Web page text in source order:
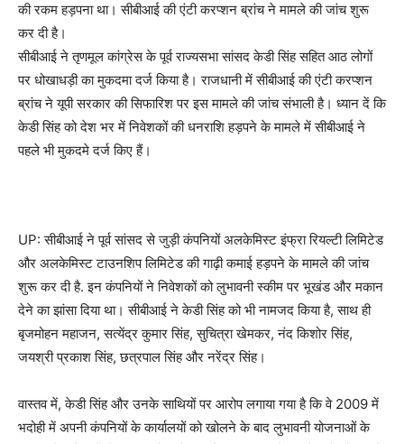
की रकम हड़पना था। सीबीआई की एंटी करप्शन ब्रांच ने मामले की जांच शुरू
कर दी है।
सीबीआई ने तृणमूल कांग्रेस के पूर्व राज्यसभा सांसद केडी सिंह सहित आठ लोगों
पर धोखाधड़ी का मुकदमा दर्ज किया है। राजधानी में सीबीआई की एंटी करप्शन
ब्रांच ने यूपी सरकार की सिफारिश पर इस मामले की जांच संभाली है। ध्यान दें कि
केडी सिंह को देश भर में निवेशकों की धनराशि हड़पने के मामले में सीबीआई ने
पहले भी मुकदमे दर्ज किए हैं।
UP: सीबीआई ने पूर्व सांसद से जुड़ी कंपनियों अलकेमिस्ट इंफ्रा रियल्टी लिमिटेड
और अलकेमिस्ट टाउनशिप लिमिटेड की गाढ़ी कमाई हड़पने के मामले की जांच
शुरू कर दी है. इन कंपनियों ने निवेशकों को लुभावनी स्कीम पर भूखंड और मकान
देने का झांसा दिया था। सीबीआई ने केडी सिंह को भी नामजद किया है, साथ ही
बृजमोहन महाजन, सत्येंद्र कुमार सिंह, सुचित्रा खेमकर, नंद किशोर सिंह,
जयश्री प्रकाश सिंह, छत्रपाल सिंह और नरेंद्र सिंह।
वास्तव में, केडी सिंह और उनके साथियों पर आरोप लगाया गया है कि वे 2009 में
भदोही में अपनी कंपनियों के कार्यालयों को खोलने के बाद लुभावनी योजनाओं के